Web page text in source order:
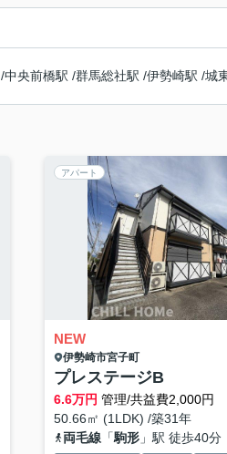
/中央前橋駅 /群馬総社駅 /伊勢崎駅 /城
アパート
NEW
伊勢崎市宮子町
プレステージB
6.6万円 管理/共益費2,000円
50.66㎡ (1LDK) /築31年
両毛線「駒形」駅 徒歩40分